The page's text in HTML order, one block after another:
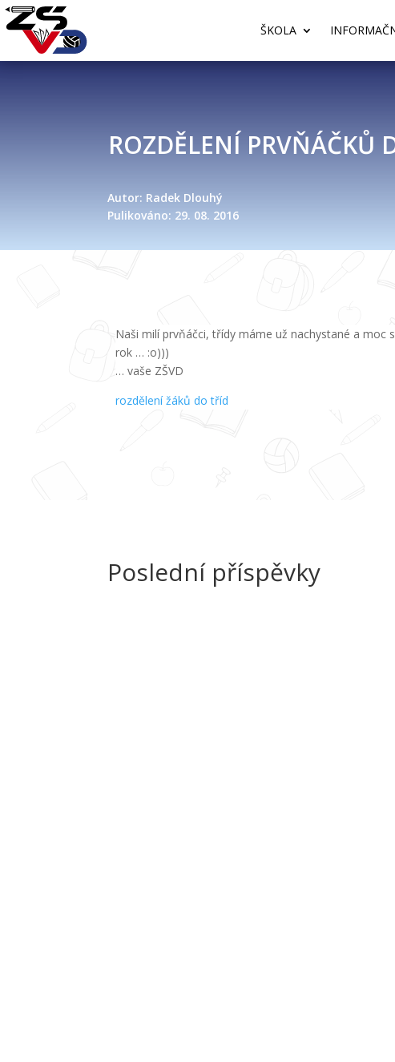
ŠKOLA
ROZDĚLENÍ PRVŇÁČKŮ
Autor: Radek Dlouhý
Pulikováno: 29. 08. 2016
Naši milí prvňáčci, třídy máme už nachystané a moc
rok … :o)))
… vaše ZŠVD
rozdělení žáků do tříd
Poslední příspěvky